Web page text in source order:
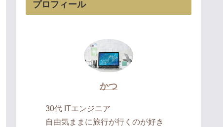
プロフィール
かつ
30代 ITエンジニア
自由気ままに旅行が行くのが好き